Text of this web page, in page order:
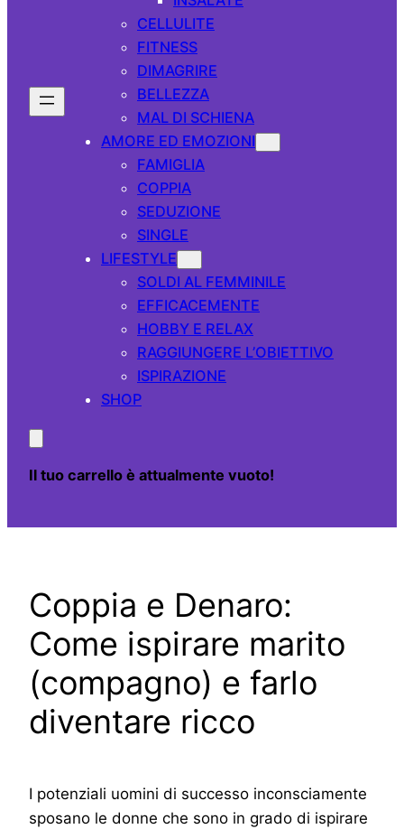
CELLULITE
FITNESS
DIMAGRIRE
BELLEZZA
MAL DI SCHIENA
AMORE ED EMOZIONI
FAMIGLIA
COPPIA
SEDUZIONE
SINGLE
LIFESTYLE
SOLDI AL FEMMINILE
EFFICACEMENTE
HOBBY E RELAX
RAGGIUNGERE L’OBIETTIVO
ISPIRAZIONE
SHOP
Il tuo carrello è attualmente vuoto!
Coppia e Denaro:
Come ispirare marito
(compagno) e farlo
diventare ricco
I potenziali uomini di successo inconsciamente
sposano le donne che sono in grado di ispirare